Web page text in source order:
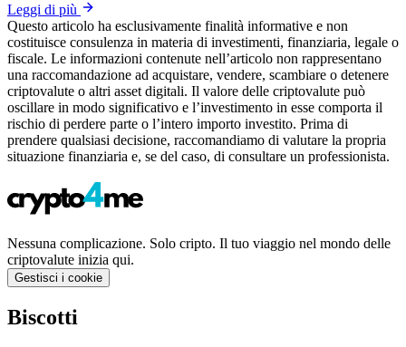
Leggi di più
Questo articolo ha esclusivamente finalità informative e non
costituisce consulenza in materia di investimenti, finanziaria, legale o
fiscale. Le informazioni contenute nell’articolo non rappresentano
una raccomandazione ad acquistare, vendere, scambiare o detenere
criptovalute o altri asset digitali. Il valore delle criptovalute può
oscillare in modo significativo e l’investimento in esse comporta il
rischio di perdere parte o l’intero importo investito. Prima di
prendere qualsiasi decisione, raccomandiamo di valutare la propria
situazione finanziaria e, se del caso, di consultare un professionista.
Nessuna complicazione. Solo cripto. Il tuo viaggio nel mondo delle
criptovalute inizia qui.
Gestisci i cookie
Biscotti